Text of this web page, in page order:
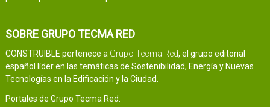
SOBRE GRUPO TECMA RED
CONSTRUIBLE pertenece a Grupo Tecma Red, el grupo editorial
español líder en las temáticas de Sostenibilidad, Energía y Nuevas
Tecnologías en la Edificación y la Ciudad.
Portales de Grupo Tecma Red: